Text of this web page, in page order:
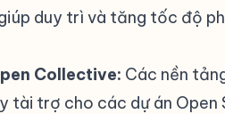
duy trì và tăng tốc độ
Collective: Các nền
tài trợ cho các dự án Open